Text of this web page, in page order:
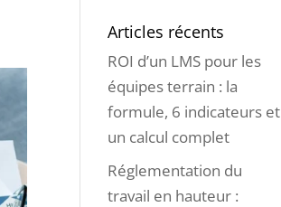
Articles récents
ROI d’un LMS pour les
équipes terrain : la
formule, 6 indicateurs et
un calcul complet
Réglementation du
travail en hauteur :